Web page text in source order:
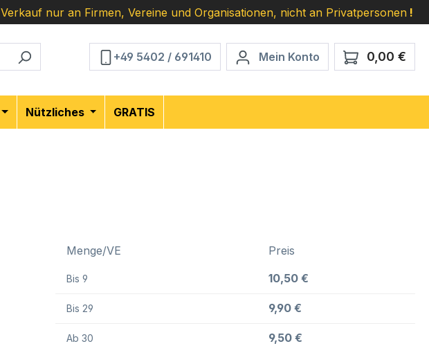
Verkauf nur an Firmen, Vereine und Organisationen, nicht an Privatpersonen !
+49 5402 / 691410 Mein Konto 0,00 €
Nützliches GRATIS
Menge/VE Preis
Bis 9 10,50 €
Bis 29 9,90 €
Ab 30 9,50 €